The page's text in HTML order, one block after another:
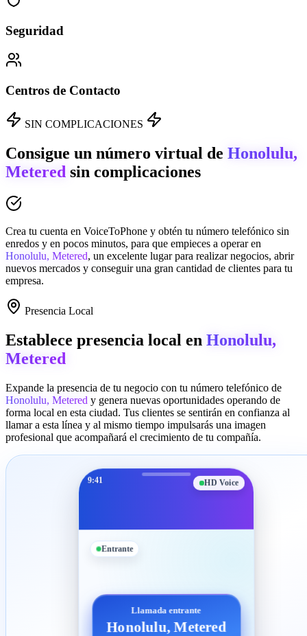
Seguridad
Centros de Contacto
SIN COMPLICACIONES
Consigue un número virtual de Honolulu,
Metered sin complicaciones
Crea tu cuenta en VoiceToPhone y obtén tu número telefónico sin
enredos y en pocos minutos, para que empieces a operar en
Honolulu, Metered, un excelente lugar para realizar negocios, abrir
nuevos mercados y conseguir una gran cantidad de clientes para tu
empresa.
Presencia Local
Establece presencia local en Honolulu,
Metered
Expande la presencia de tu negocio con tu número telefónico de
Honolulu, Metered y genera nuevas oportunidades operando de
forma local en esta ciudad. Tus clientes se sentirán en confianza al
llamar a esta línea y al mismo tiempo impulsarás una imagen
profesional que acompañará el crecimiento de tu compañía.
9:41 HD Voice
Entrante
Llamada entrante
Honolulu, Metered